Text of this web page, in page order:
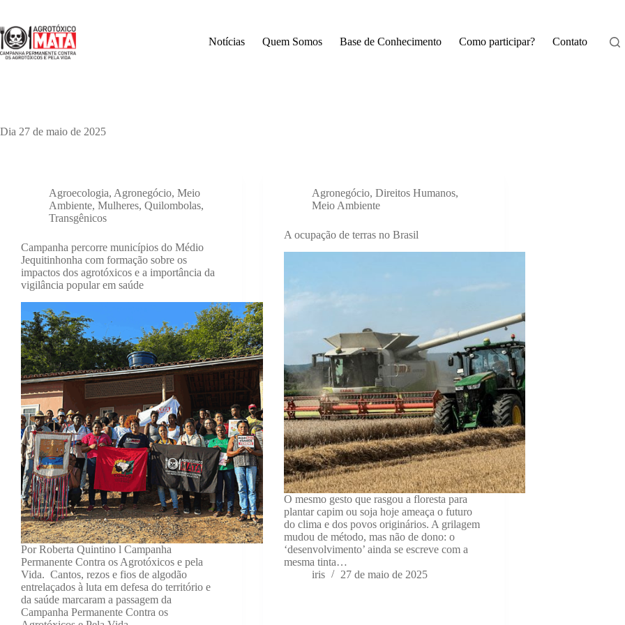
o
conteúdo
Notícias Quem Somos Base de Conhecimento Como participar? Contato
Dia 27 de maio de 2025
Agroecologia, Agronegócio, Meio
Ambiente, Mulheres, Quilombolas,
Transgênicos
Campanha percorre municípios do Médio
Jequitinhonha com formação sobre os
impactos dos agrotóxicos e a importância da
vigilância popular em saúde
Por Roberta Quintino l Campanha
Permanente Contra os Agrotóxicos e pela
Vida. Cantos, rezos e fios de algodão
entrelaçados à luta em defesa do território e
da saúde marcaram a passagem da
Campanha Permanente Contra os
Agronegócio, Direitos Humanos,
Meio Ambiente
A ocupação de terras no Brasil
O mesmo gesto que rasgou a floresta para
plantar capim ou soja hoje ameaça o futuro
do clima e dos povos originários. A grilagem
mudou de método, mas não de dono: o
‘desenvolvimento’ ainda se escreve com a
mesma tinta…
iris
27 de maio de 2025